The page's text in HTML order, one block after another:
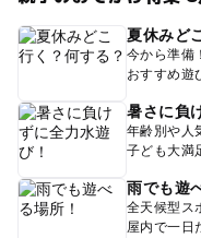
夏休みど
今から準備
おすすめ遊
暑さに負
年齢別や人
子ども大満
雨でも遊
全天候型ス
屋内で一日